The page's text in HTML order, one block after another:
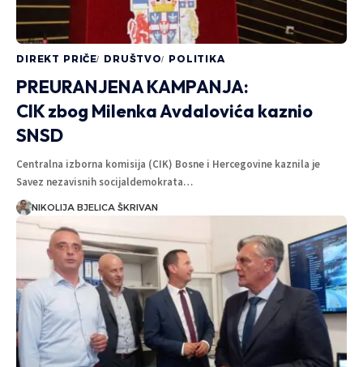
DIREKT PRIČE DRUŠTVO POLITIKA
PREURANJENA KAMPANJA:
CIK zbog Milenka Avdalovića kaznio
SNSD
Centralna izborna komisija (CIK) Bosne i Hercegovine kaznila je
Savez nezavisnih socijaldemokrata…
NIKOLIJA BJELICA ŠKRIVAN